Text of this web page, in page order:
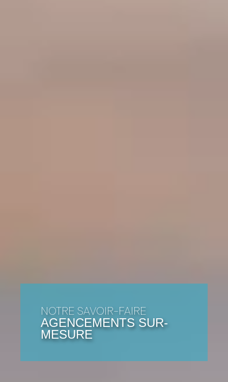
NOTRE SAVOIR-FAIRE
AGENCEMENTS SUR-
MESURE